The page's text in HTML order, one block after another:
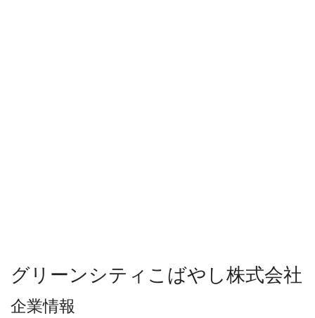
グリーンシティこばやし株式会社
企業情報